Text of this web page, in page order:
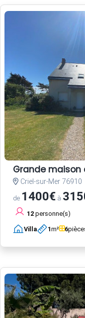
Grande maison
Criel-sur-Mer 76910
de 1400€ à
12 personne(s)
Villa 1m² 6